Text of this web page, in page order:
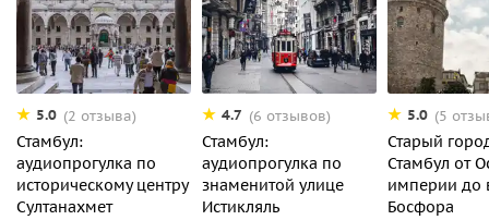
5.0 (2 отзыва)
Стамбул:
аудиопрогулка по
историческому центру
Султанахмет
4.7 (6 отзывов)
Стамбул:
аудиопрогулка по
знаменитой улице
Истикляль
5.0 (5
Старый
Стамбул от
империи до
Босфора